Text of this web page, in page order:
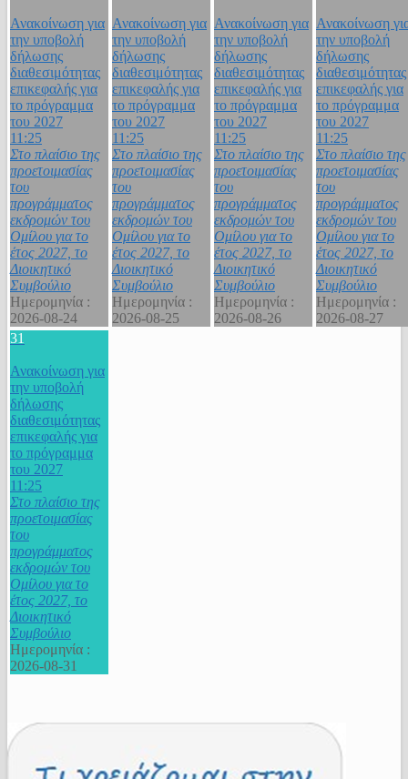
Ανακοίνωση για
την υποβολή
δήλωσης
διαθεσιμότητας
επικεφαλής για
το πρόγραμμα
του 2027
11:25
Στο πλαίσιο της
προετοιμασίας
του
προγράμματος
εκδρομών του
Ομίλου για το
έτος 2027, το
Διοικητικό
Συμβούλιο
Ημερομηνία :
2026-08-24
Ανακοίνωση για
την υποβολή
δήλωσης
διαθεσιμότητας
επικεφαλής για
το πρόγραμμα
του 2027
11:25
Στο πλαίσιο της
προετοιμασίας
του
προγράμματος
εκδρομών του
Ομίλου για το
έτος 2027, το
Διοικητικό
Συμβούλιο
Ημερομηνία :
2026-08-25
Ανακοίνωση για
την υποβολή
δήλωσης
διαθεσιμότητας
επικεφαλής για
το πρόγραμμα
του 2027
11:25
Στο πλαίσιο της
προετοιμασίας
του
προγράμματος
εκδρομών του
Ομίλου για το
έτος 2027, το
Διοικητικό
Συμβούλιο
Ημερομηνία :
2026-08-26
Ανακοίνωση
την υποβολή
δήλωσης
διαθεσιμότητας
επικεφαλής για
το πρόγραμμα
του 2027
11:25
Στο πλαίσιο της
προετοιμασίας
του
προγράμματος
εκδρομών του
Ομίλου για το
έτος 2027, το
Διοικητικό
Συμβούλιο
Ημερομηνία :
2026-08-27
31
Ανακοίνωση για
την υποβολή
δήλωσης
διαθεσιμότητας
επικεφαλής για
το πρόγραμμα
του 2027
11:25
Στο πλαίσιο της
προετοιμασίας
του
προγράμματος
εκδρομών του
Ομίλου για το
έτος 2027, το
Διοικητικό
Συμβούλιο
Ημερομηνία :
2026-08-31